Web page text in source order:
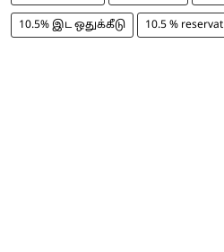
10.5% இட ஒதுக்கீடு 10.5 %